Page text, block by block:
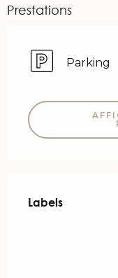
Prestations
Parking
Labels
Labels